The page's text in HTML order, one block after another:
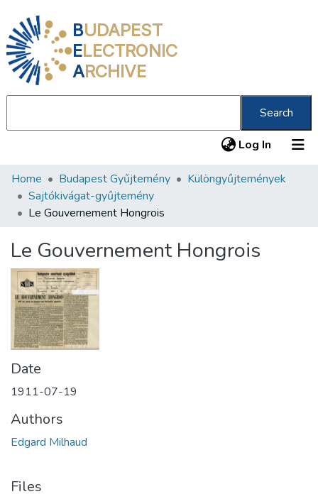
BUDAPEST
ELECTRONIC
ARCHIVE
Search
Log In (current)
Communities & Collections
All of DSpace
About us
Home Budapest Gyűjtemény
Különgyűjtemények
Sajtókivágat-gyűjtemény
Le Gouvernement Hongrois
Le Gouvernement Hongrois
Date
1911-07-19
Authors
Edgard Milhaud
Files